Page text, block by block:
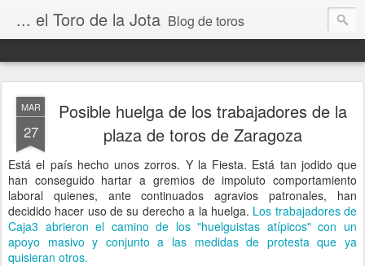
... el Toro de la Jota Blog de toros
MAR
27
Posible huelga de los trabajadores de la
plaza de toros de Zaragoza
Está el país hecho unos zorros. Y la Fiesta. Está tan jodido que
han conseguido hartar a gremios de impoluto comportamiento
laboral quienes, ante continuados agravios patronales, han
decidido hacer uso de su derecho a la huelga. Los trabajadores de
Caja3 abrieron el camino de los "huelguistas atípicos" con un
apoyo masivo y conjunto a las medidas de protesta que ya
quisieran otros.